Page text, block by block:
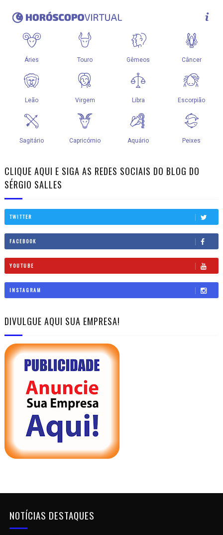
CLIQUE AQUI E SIGA AS REDES SOCIAIS DO BLOG DO
SÉRGIO SALLES
TWITTER
FACEBOOK
YOUTUBE
INSTAGRAM
DIVULGUE AQUI SUA EMPRESA!
NOTÍCIAS DESTAQUES